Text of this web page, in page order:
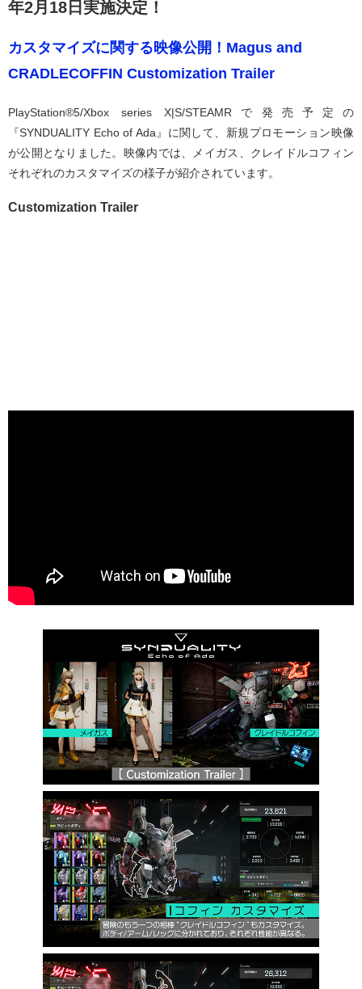
年2月18日実施決定！
カスタマイズに関する映像公開！Magus and
CRADLECOFFIN Customization Trailer
PlayStation®5/Xbox series X|S/STEAMRで発売予定の
『SYNDUALITY Echo of Ada』に関して、新規プロモーション映像
が公開となりました。映像内では、メイガス、クレイドルコフィン
それぞれのカスタマイズの様子が紹介されています。
Customization Trailer